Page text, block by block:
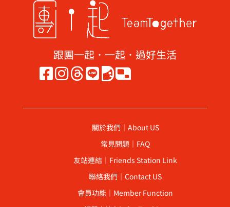
跟團一起．一起．過好生活
關於我們｜About US
常見問題｜FAQ
友站連結｜Friends Station Link
聯絡我們｜Contact US
會員功能｜Member Function